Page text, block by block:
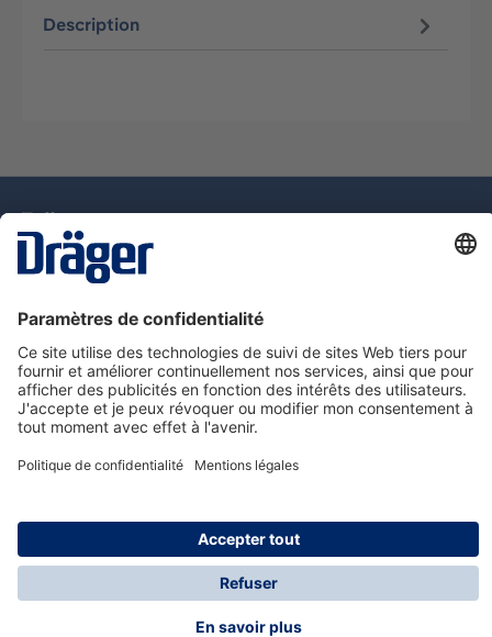
Description
pour la vie
Assistance téléphonique
A propos de Dräger
Information
© Dräger Suisse SA, 2025
* Tous les prix s'entendent hors taxe sur la valeur
ajoutée, plus les frais d'expédition, sauf indication